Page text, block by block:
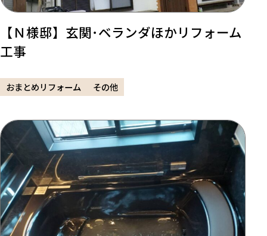
【Ｎ様邸】玄関･ベランダほかリフォーム
工事
おまとめリフォーム その他